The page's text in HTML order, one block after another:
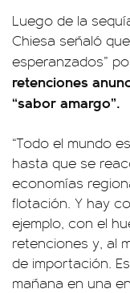
Luego de la
Chiesa señaló
esperanzados”
retenciones
“sabor amargo”.
“Todo el mundo
hasta que se
economías
flotación. Y hay
ejemplo, con el
retenciones y, al
de importación.
mañana en una